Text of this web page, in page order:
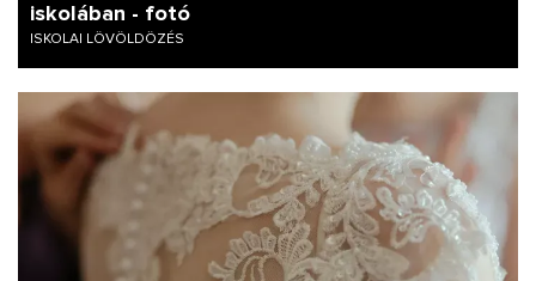
iskolában - fotó
ISKOLAI LÖVÖLDÖZÉS